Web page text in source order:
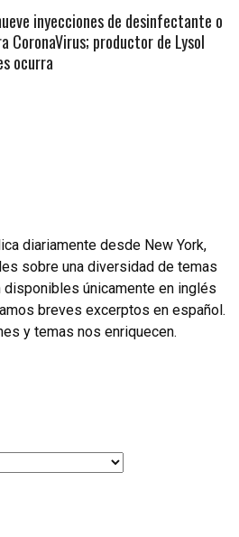
inyecciones de desinfectante o
CoronaVirus; productor de Lysol
ocurra
diariamente desde New York,
sobre una diversidad de temas
únicamente en inglés
breves excerptos en español.
y temas nos enriquecen.